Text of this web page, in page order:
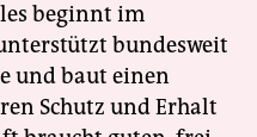
beginnt im
bundesweit
und baut einen
Schutz und Erhalt